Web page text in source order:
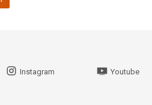
Instagram
Youtube